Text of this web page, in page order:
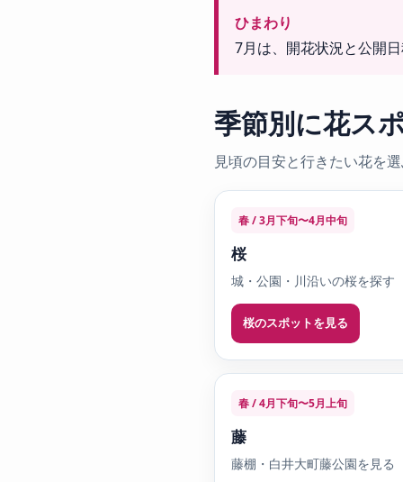
ひまわり
7月は、開花状況と公開
季節別に花ス
見頃の目安と行きたい花を
春 / 3月下旬〜4月中旬
桜
城・公園・川沿いの桜を探す
桜のスポットを見る
春 / 4月下旬〜5月上旬
藤
藤棚・白井大町藤公園を見る